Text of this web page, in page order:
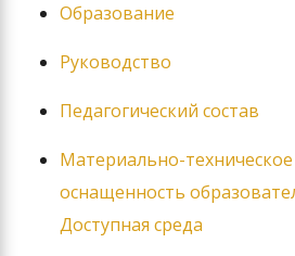
Образование
Руководство
Педагогический состав
Материально-
оснащенность
Доступная среда